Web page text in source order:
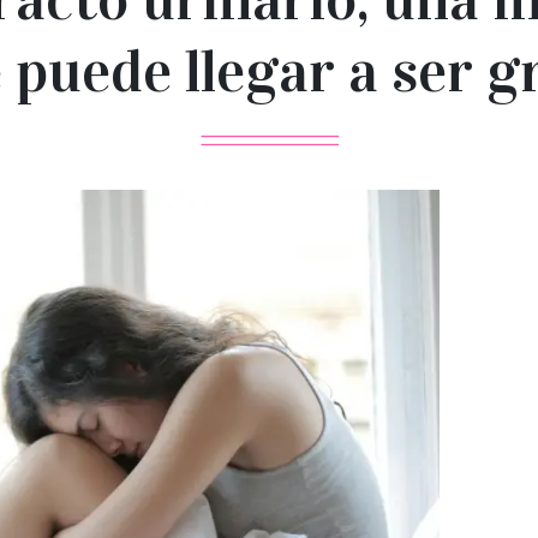
puede llegar a ser